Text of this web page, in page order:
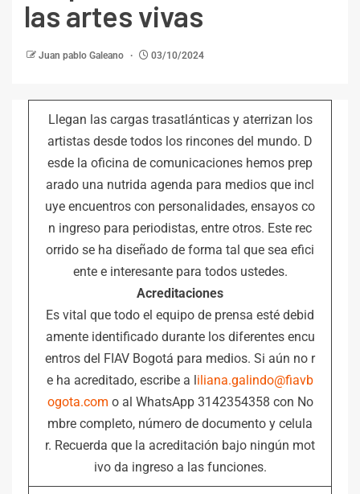
las artes vivas
Juan pablo Galeano 03/10/2024
Llegan las cargas trasatlánticas y aterrizan los
artistas desde todos los rincones del mundo. D
esde la oficina de comunicaciones hemos prep
arado una nutrida agenda para medios que incl
uye encuentros con personalidades, ensayos co
n ingreso para periodistas, entre otros. Este rec
orrido se ha diseñado de forma tal que sea efici
ente e interesante para todos ustedes.
Acreditaciones
Es vital que todo el equipo de prensa esté debid
amente identificado durante los diferentes encu
entros del FIAV Bogotá para medios. Si aún no r
e ha acreditado, escribe a liliana.galindo@fiavb
ogota.com o al WhatsApp 3142354358 con No
mbre completo, número de documento y celula
r. Recuerda que la acreditación bajo ningún mot
ivo da ingreso a las funciones.